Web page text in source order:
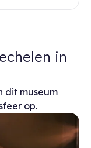
in
dit museum
op.